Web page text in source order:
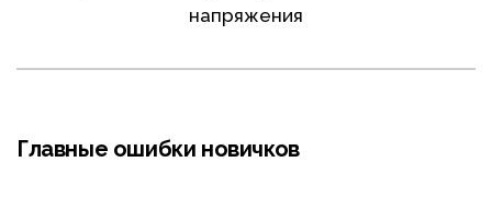
напряжения
Главные ошибки новичков